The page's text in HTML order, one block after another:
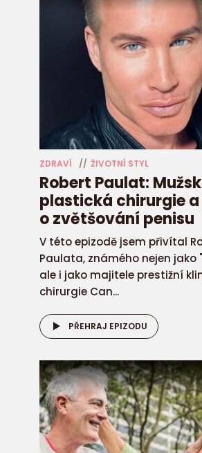
ZDRAVÍ ŽIVOTNÍ STYL
Robert Paulat:
plastická chirurgie
o zvětšování penisu
V této epizodě jsem přivítal
Paulata, známého nejen jako
ale i jako majitele prestižní
chirurgie Can...
PŘEHRAJ EPIZODU